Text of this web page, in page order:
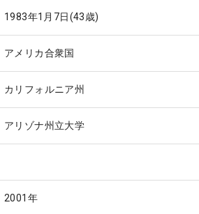
1983年1月7日(43歳)
アメリカ合衆国
カリフォルニア州
アリゾナ州立大学
2001年